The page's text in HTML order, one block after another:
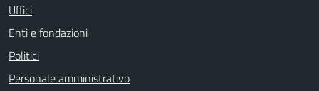
Uffici
Enti e fondazioni
Politici
Personale amministrativo